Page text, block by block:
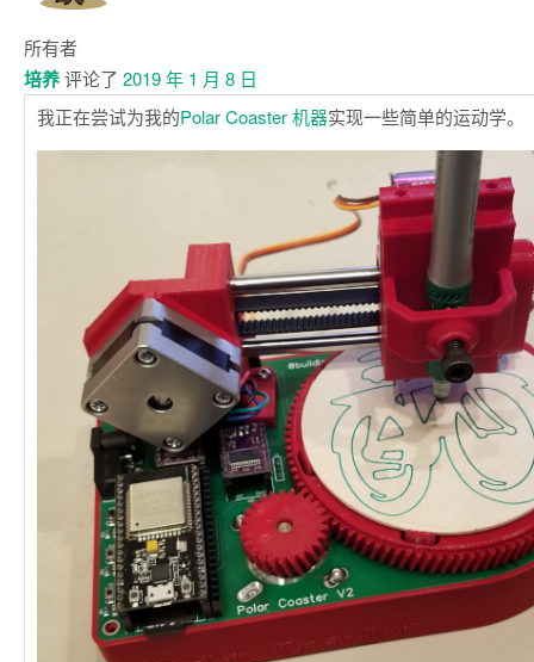
所有者
培养评论了 2019 年 1 月 8 日
我正在尝试为我的Polar Coaster 机器实现一些简单的运动学。